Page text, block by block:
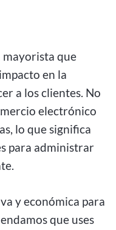
que
en la
a los clientes. No
electrónico
lo que significa
para administrar
y económica para
que uses